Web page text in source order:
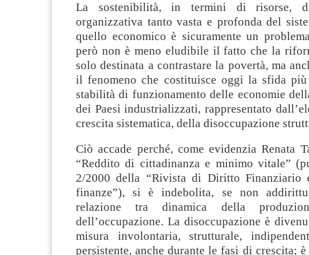
La sostenibilità, in termini di risorse,
organizzativa tanto vasta e profonda del
quello economico è sicuramente un
però non è meno eludibile il fatto che la
solo destinata a contrastare la povertà, ma
il fenomeno che costituisce oggi la sfida
stabilità di funzionamento delle economie
dei Paesi industrializzati, rappresentato
crescita sistematica, della disoccupazione
Ciò accade perché, come evidenzia Renata
“Reddito di cittadinanza e minimo vitale”
2/2000 della “Rivista di Diritto Finanziario
finanze”), si è indebolita, se non
relazione tra dinamica della
dell’occupazione. La disoccupazione è
misura involontaria, strutturale,
persistente, anche durante le fasi di crescita;